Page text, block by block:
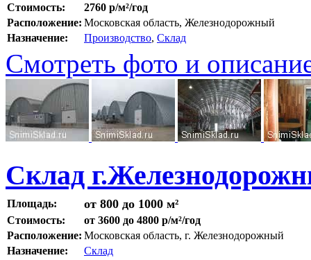
Стоимость:
2760 р/м²/год
Расположение: Московская область, Железнодорожный
Назначение:
Производство, Склад
Смотреть фото и
Склад
Площадь: от 800 до 1000 м²
Стоимость:
от 3600 до 4800 р/м²/год
Расположение: Московская область, г. Железнодорожный
Назначение:
Склад